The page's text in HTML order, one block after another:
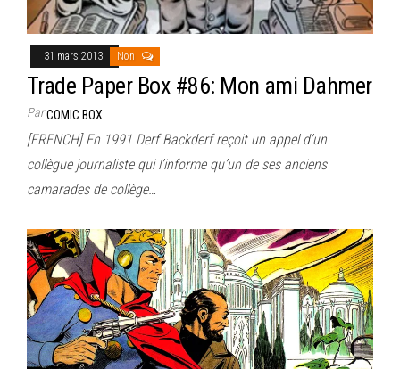
31 mars 2013 Non
Trade Paper Box #86: Mon ami Dahmer
ParCOMIC BOX
[FRENCH] En 1991 Derf Backderf reçoit un appel d’un
collègue journaliste qui l’informe qu’un de ses anciens
camarades de collège…